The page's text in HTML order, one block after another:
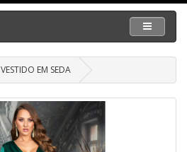
VESTIDO EM SEDA